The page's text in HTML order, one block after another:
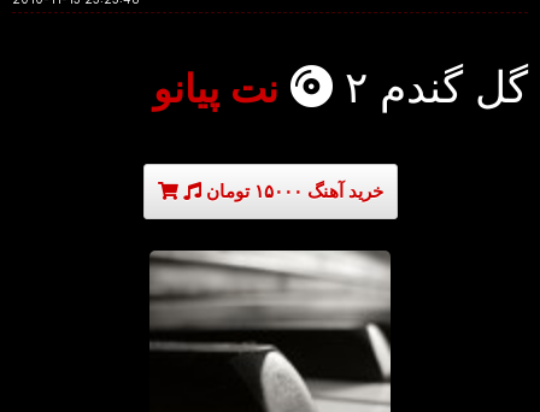
گل گندم ۲ نت پیانو
خرید آهنگ ۱۵۰۰۰ تومان